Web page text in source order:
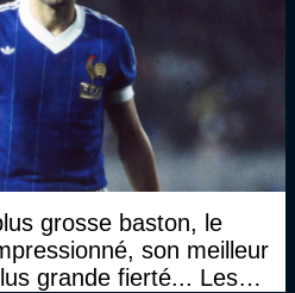
grosse baston, le
son meilleur
grande fierté... Les